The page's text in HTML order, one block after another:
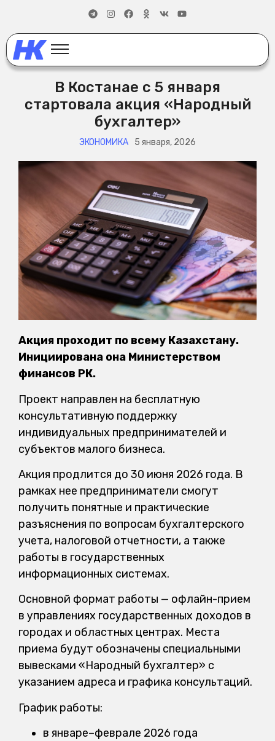
В Костанае с 5 января
стартовала акция «Народный
бухгалтер»
ЭКОНОМИКА 5 января, 2026
Акция проходит по всему Казахстану.
Инициирована она Министерством
финансов РК.
Проект направлен на бесплатную
консультативную поддержку
индивидуальных предпринимателей и
субъектов малого бизнеса.
Акция продлится до 30 июня 2026 года. В
рамках нее предприниматели смогут
получить понятные и практические
разъяснения по вопросам бухгалтерского
учета, налоговой отчетности, а также
работы в государственных
информационных системах.
Основной формат работы — офлайн-прием
в управлениях государственных доходов в
городах и областных центрах. Места
приема будут обозначены специальными
вывесками «Народный бухгалтер» с
указанием адреса и графика консультаций.
График работы:
в январе–феврале 2026 года